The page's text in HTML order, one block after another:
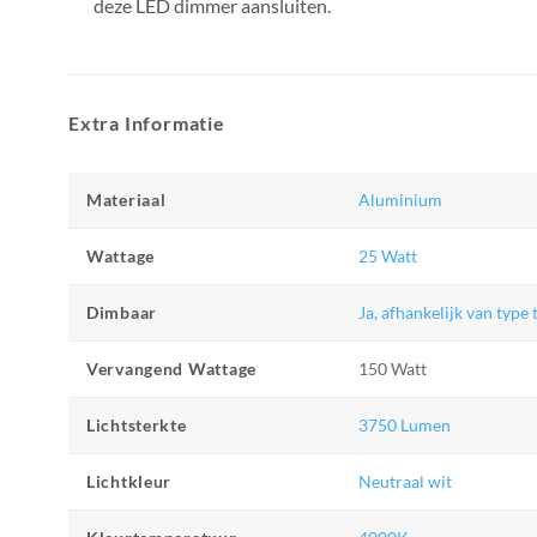
deze LED dimmer aansluiten.
Extra Informatie
Materiaal Aluminium
Wattage 25 Watt
Dimbaar Ja, afhankelijk van
Vervangend Wattage 150 Watt
Lichtsterkte 3750 Lumen
Lichtkleur Neutraal wit